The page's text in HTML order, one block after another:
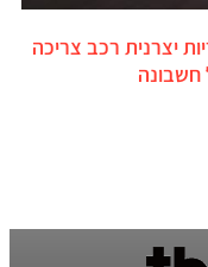
יצרנית רכב צריכה